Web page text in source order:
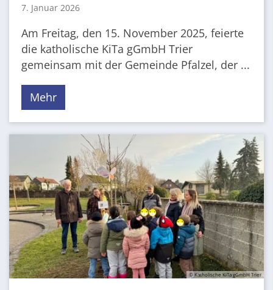
7. Januar 2026
Am Freitag, den 15. November 2025, feierte
die katholische KiTa gGmbH Trier
gemeinsam mit der Gemeinde Pfalzel, der ...
Mehr
© Katholische KiTa gGmbH Trier